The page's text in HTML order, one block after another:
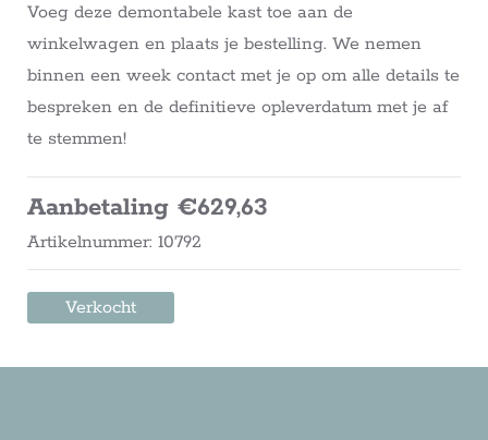
Voeg deze demontabele kast toe aan de
winkelwagen en plaats je bestelling. We nemen
binnen een week contact met je op om alle details te
bespreken en de definitieve opleverdatum met je af
te stemmen!
Aanbetaling €629,63
Artikelnummer: 10792
Verkocht